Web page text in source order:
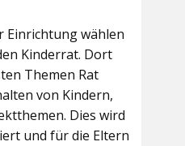
Einrichtung wählen
Kinderrat. Dort
Themen Rat
von Kindern,
Dies wird
und für die Eltern